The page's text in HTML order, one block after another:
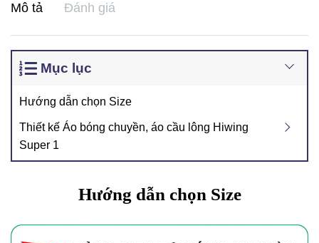
Mô tả Đánh giá
Mục lục
Hướng dẫn chọn Size
Thiết kế Áo bóng chuyền, áo cầu lông Hiwing
Super 1
Hướng dẫn chọn Size